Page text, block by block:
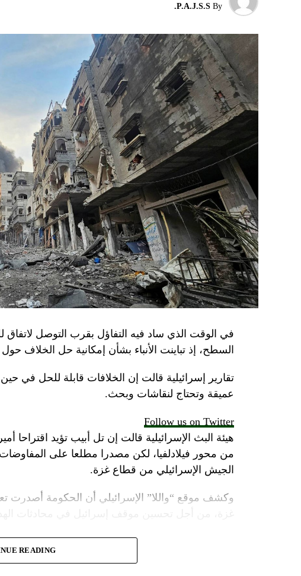
By
P.A.J.S.S.
في الوقت الذي ساد فيه التفاؤل بقرب التوصل
السطح، إذ تباينت الأنباء بشأن إمكانية حل الخلاف حول
تقارير إسرائيلية قالت إن الخلافات قابلة للحل في
عميقة وتحتاج لنقاشات وبحث.
Follow us on Twitter
هيئة البث الإسرائيلية قالت إن تل أبيب تؤيد اقتراحا
من محور فيلادلفيا، لكن مصدرا مطلعا على
الجيش الإسرائيلي من قطاع غزة.
وكشف موقع “واللا” الإسرائيلي أن الحكومة أصدرت
وأشارت مصادر الموقع الإسرائيلي إلى أن المؤسسة
READING